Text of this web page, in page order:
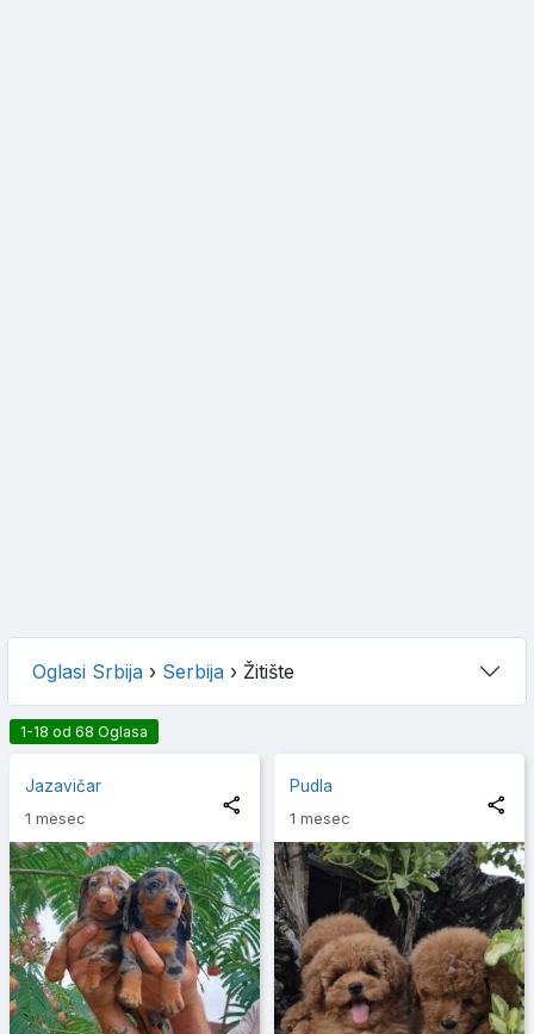
Oglasi Srbija › Serbija › Žitište
1-18 od 68 Oglasa
Jazavičar
1 mesec
Pudla
1 mesec